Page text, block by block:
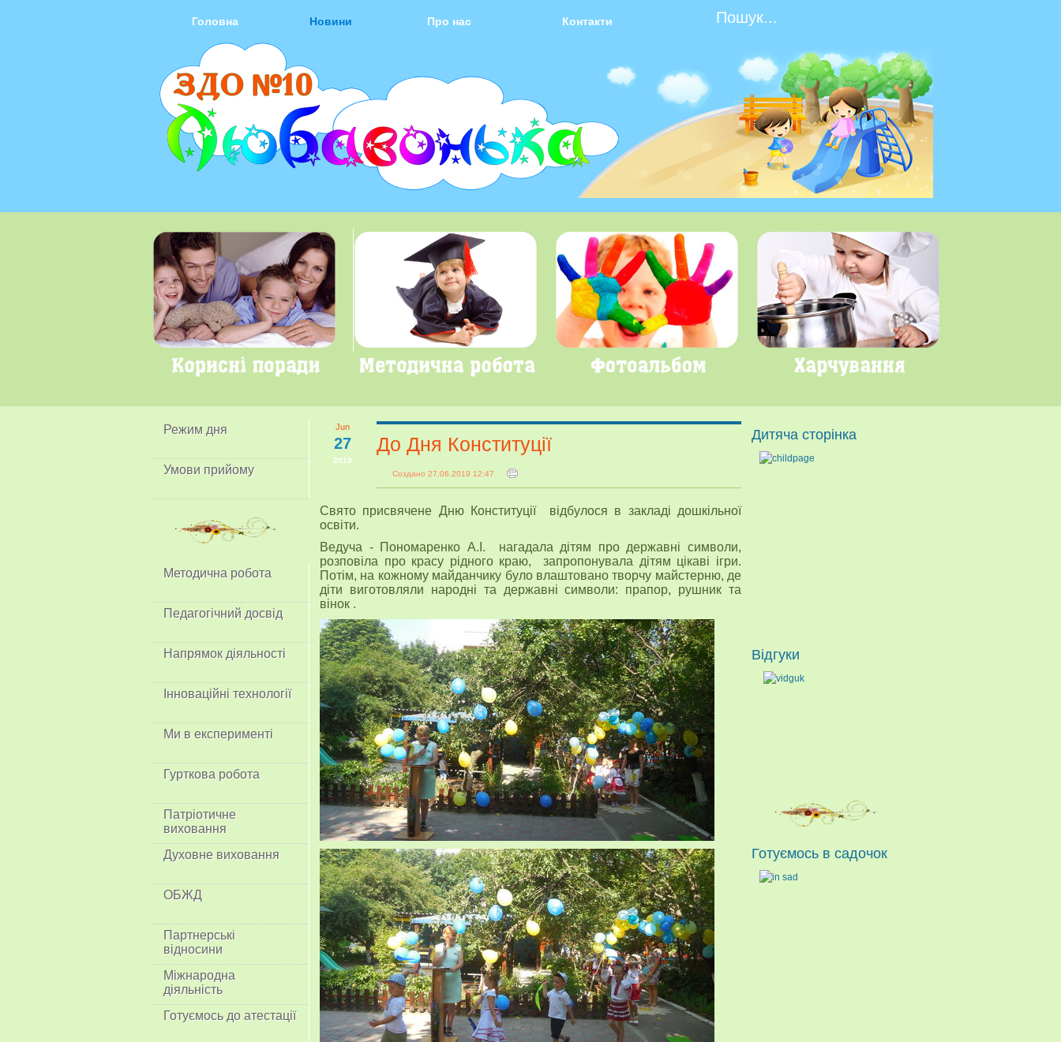
Головна Новини Про нас Контакти
Режим дня
Умови прийому
Методична робота
Педагогічний досвід
Напрямок діяльності
Інноваційні технології
Ми в експерименті
Гурткова робота
Патріотичне
виховання
Духовне виховання
ОБЖД
Партнерські
відносини
Міжнародна
діяльність
Готуємось до атестації
Jun
27
2019
До Дня Конституції
Создано 27.06.2019 12:47
Свято присвячене Дню Конституції відбулося в закладі дошкільної
освіти.
Ведуча - Пономаренко А.І. нагадала дітям про державні символи,
розповіла про красу рідного краю, запропонувала дітям цікаві ігри.
Потім, на кожному майданчику було влаштовано творчу майстерню, де
діти виготовляли народні та державні символи: прапор, рушник та
вінок .
Дитяча сторінка
Відгуки
Готуємось в садочок